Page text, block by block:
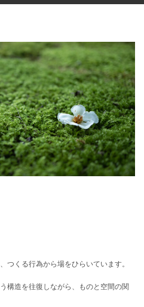
つくる行為から場をひらいています。
構造を往復しながら、ものと空間の関